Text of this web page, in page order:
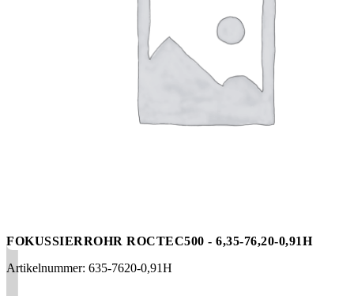
FOKUSSIERROHR ROCTEC500 - 6,35-76,20-0,91H
Artikelnummer: 635-7620-0,91H